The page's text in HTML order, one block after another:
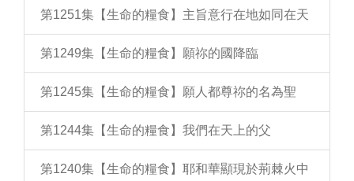
第1251集【生命的糧食】主旨意行在地如同在天
第1249集【生命的糧食】願祢的國降臨
第1245集【生命的糧食】願人都尊祢的名為聖
第1244集【生命的糧食】我們在天上的父
第1240集【生命的糧食】耶和華顯現於荊棘火中